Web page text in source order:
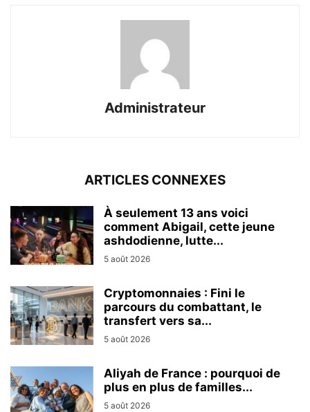
Administrateur
ARTICLES CONNEXES
À seulement 13 ans voici
comment Abigail, cette jeune
ashdodienne, lutte...
5 août 2026
Cryptomonnaies : Fini le
parcours du combattant, le
transfert vers sa...
5 août 2026
Aliyah de France : pourquoi de
plus en plus de familles...
5 août 2026